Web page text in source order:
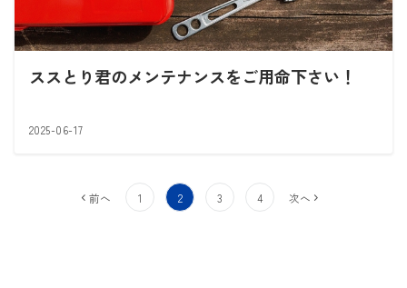
ススとり君のメンテナンスをご用命下さい！
2025-06-17
前へ 1 2 3 4 次へ